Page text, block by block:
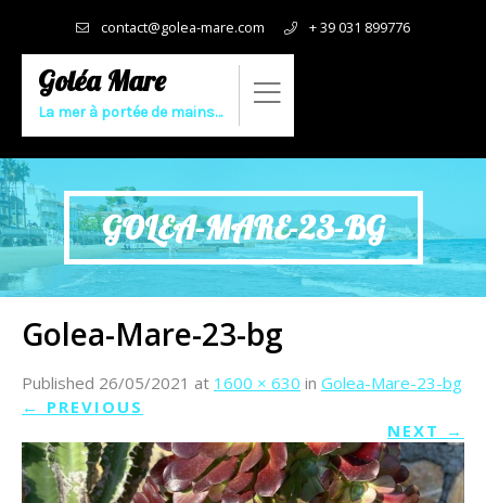
contact@golea-mare.com + 39 031 899776
Goléa Mare
La mer à portée de mains…
GOLEA-MARE-23-BG
Golea-Mare-23-bg
Published 26/05/2021 at 1600 × 630 in Golea-Mare-23-bg
← PREVIOUS
NEXT →